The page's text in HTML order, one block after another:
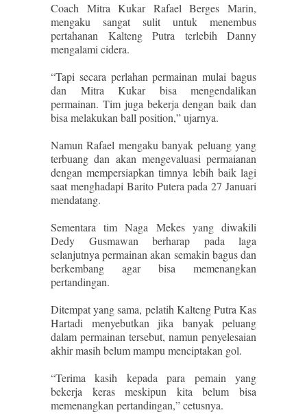
Coach Mitra Kukar Rafael Berges Marin,
mengaku sangat sulit untuk menembus
pertahanan Kalteng Putra terlebih Danny
mengalami cidera.
“Tapi secara perlahan permainan mulai bagus
dan Mitra Kukar bisa mengendalikan
permainan. Tim juga bekerja dengan baik dan
bisa melakukan ball position,” ujarnya.
Namun Rafael mengaku banyak peluang yang
terbuang dan akan mengevaluasi permaianan
dengan mempersiapkan timnya lebih baik lagi
saat menghadapi Barito Putera pada 27 Januari
mendatang.
Sementara tim Naga Mekes yang diwakili
Dedy Gusmawan berharap pada laga
selanjutnya permainan akan semakin bagus dan
berkembang agar bisa memenangkan
pertandingan.
Ditempat yang sama, pelatih Kalteng Putra Kas
Hartadi menyebutkan jika banyak peluang
dalam permainan tersebut, namun penyelesaian
akhir masih belum mampu menciptakan gol.
“Terima kasih kepada para pemain yang
bekerja keras meskipun kita belum bisa
memenangkan pertandingan,” cetusnya.